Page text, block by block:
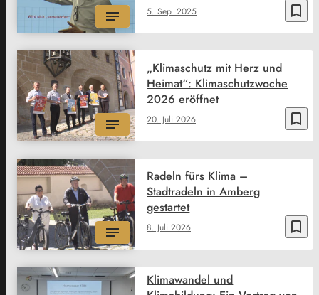
bookmark_border
5. Sep. 2025
bookmark_border
20. Juli 2026
„Klimaschutz mit Herz und
Heimat“: Klimaschutzwoche
2026 eröffnet
bookmark_border
8. Juli 2026
Radeln fürs Klima –
Stadtradeln in Amberg
gestartet
Klimawandel und